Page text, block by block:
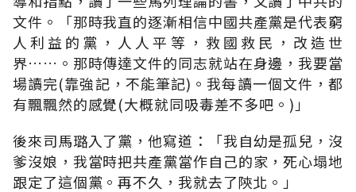
文件。「那時我直的逐漸相信中國共產黨是代表窮
人利益的黨，人人平等，救國救民，改造世
界……。那時傳達文件的同志就站在身邊，我要當
場讀完(靠強記，不能筆記)。我每讀一個文件，都
有飄飄然的感覺(大概就同吸毒差不多吧。)」
後來司馬璐入了黨，他寫道：「我自幼是孤兒，沒
爹沒娘，我當時把共產黨當作自己的家，死心塌地
跟定了這個黨。再不久，我就去了陝北。」